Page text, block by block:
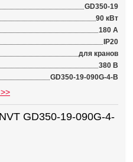
GD350-19
90 кВт
180 А
IP20
для кранов
380 В
GD350-19-090G-4-B
GD350-19-090G-4-